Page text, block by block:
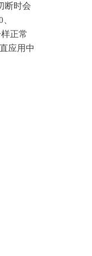
断时会
正常
应用中